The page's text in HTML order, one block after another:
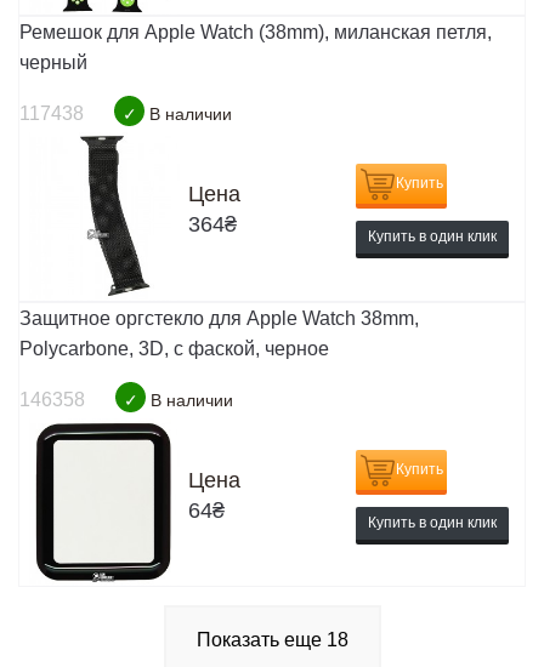
Ремешок для Apple Watch (38mm), миланская петля,
черный
117438 ✓ В наличии
Цена
364₴
Купить
Купить в один клик
Защитное оргстекло для Apple Watch 38mm,
Polycarbone, 3D, с фаской, черное
146358 ✓ В наличии
Цена
64₴
Купить
Купить в один клик
Показать еще 18